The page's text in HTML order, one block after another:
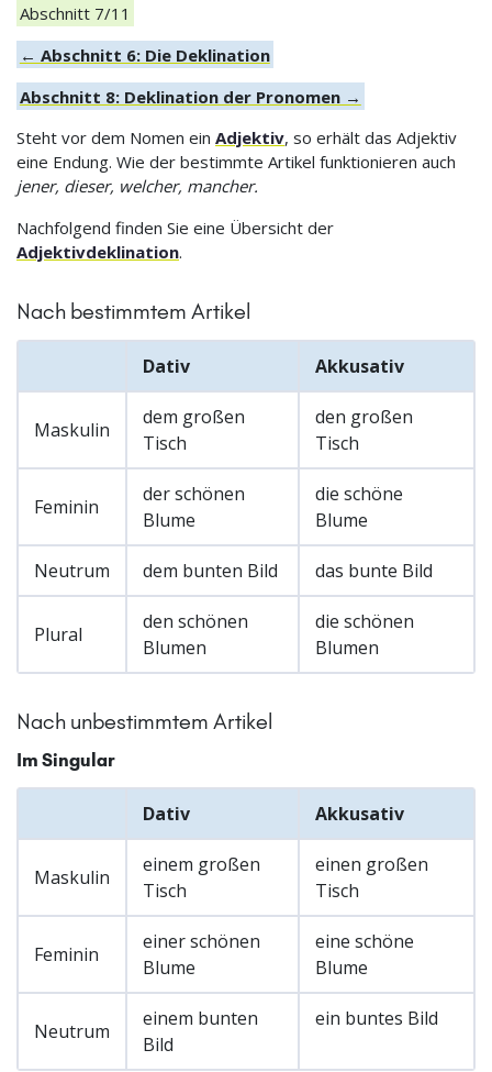
Abschnitt 7/11
← Abschnitt 6: Die Deklination
Abschnitt 8: Deklination der Pronomen →
Steht vor dem Nomen ein Adjektiv, so erhält das Adjektiv
eine Endung. Wie der bestimmte Artikel funktionieren auch
jener, dieser, welcher, mancher.
Nachfolgend finden Sie eine Übersicht der
Adjektivdeklination.
Nach bestimmtem Artikel
Dativ Akkusativ
Maskulin
dem großen
Tisch
den großen
Tisch
Feminin
der schönen
Blume
die schöne
Blume
Neutrum dem bunten Bild das bunte Bild
Plural
den schönen
Blumen
die schönen
Blumen
Nach unbestimmtem Artikel
Im Singular
Dativ Akkusativ
Maskulin
einem großen
Tisch
einen großen
Tisch
Feminin
einer schönen
Blume
eine schöne
Blume
Neutrum
einem bunten
Bild
ein buntes Bild